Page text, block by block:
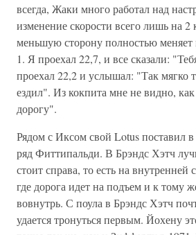
всегда, Жаки много работал над
изменение скорости всего лишь на
меньшую сторону полностью
1. Я проехал 22,7, и все сказали:
проехал 22,2 и услышал: "Так мягко
ездил". Из кокпита мне не видно,
дорогу".
Рядом с Иксом свой Lotus поставил
ряд Фиттипальди. В Брэндс Хэтч
стоит справа, то есть на внутренней
где дорога идет на подъем и к тому
вовнутрь. С поула в Брэндс Хэтч
удается тронуться первым. Йохену